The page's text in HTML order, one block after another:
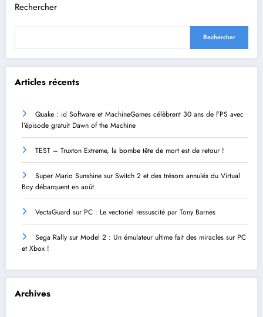
Rechercher
Rechercher
Articles récents
Quake : id Software et MachineGames célèbrent 30 ans de FPS avec
l’épisode gratuit Dawn of the Machine
TEST – Truxton Extreme, la bombe tête de mort est de retour !
Super Mario Sunshine sur Switch 2 et des trésors annulés du Virtual
Boy débarquent en août
VectaGuard sur PC : Le vectoriel ressuscité par Tony Barnes
Sega Rally sur Model 2 : Un émulateur ultime fait des miracles sur PC
et Xbox !
Archives